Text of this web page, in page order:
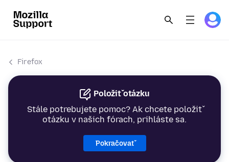
Firefox
Položiť otázku
Stále potrebujete pomoc? Ak chcete položiť
otázku v našich fórach, prihláste sa.
Pokračovať